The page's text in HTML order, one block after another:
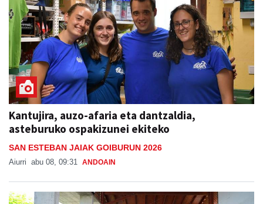
Kantujira, auzo-afaria eta dantzaldia,
asteburuko ospakizunei ekiteko
SAN ESTEBAN JAIAK GOIBURUN 2026
Aiurri abu 08, 09:31 ANDOAIN